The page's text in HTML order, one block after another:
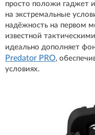
просто положи гаджет
на экстремальные
надёжность на первом
известной
идеально дополняет
Predator PRO,
условиях.